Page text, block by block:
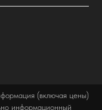
(включая цены)
информационный